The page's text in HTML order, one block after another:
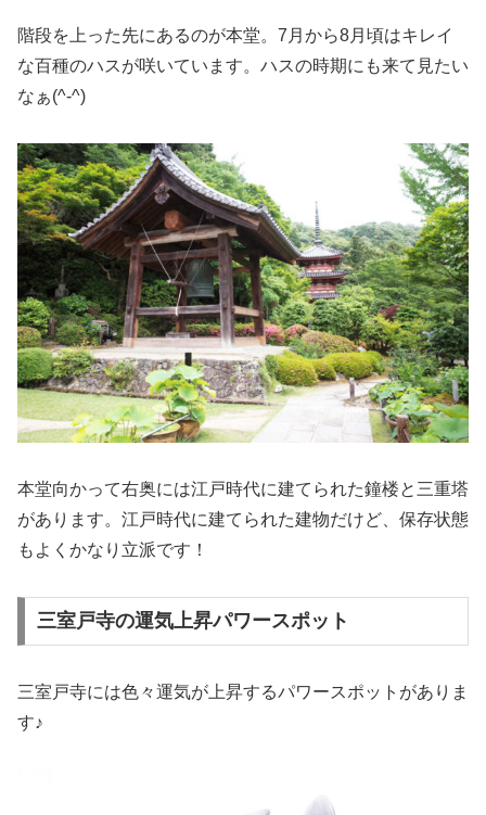
階段を上った先にあるのが本堂。7月から8月頃はキレイ
な百種のハスが咲いています。ハスの時期にも来て見たい
なぁ(^-^)
本堂向かって右奥には江戸時代に建てられた鐘楼と三重塔
があります。江戸時代に建てられた建物だけど、保存状態
もよくかなり立派です！
三室戸寺の運気上昇パワースポット
三室戸寺には色々運気が上昇するパワースポットがありま
す♪